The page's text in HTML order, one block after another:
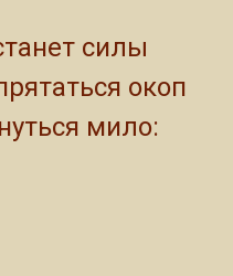
силы
окоп
мило: